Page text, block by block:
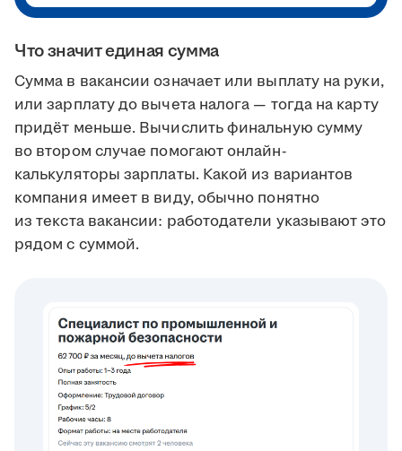
Что значит единая сумма
Сумма в вакансии означает или выплату на руки,
или зарплату до вычета налога — тогда на карту
придёт меньше. Вычислить финальную сумму
во втором случае помогают онлайн-
калькуляторы зарплаты. Какой из вариантов
компания имеет в виду, обычно понятно
из текста вакансии: работодатели указывают это
рядом с суммой.